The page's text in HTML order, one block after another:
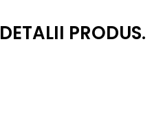
DETALII PRODUS.